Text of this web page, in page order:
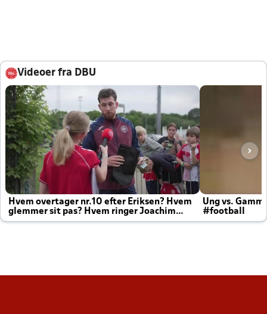
Videoer fra DBU
Hvem overtager nr.10 efter Eriksen? Hvem
glemmer sit pas? Hvem ringer Joachim
altid til efter kampe?
Ung vs.
#football